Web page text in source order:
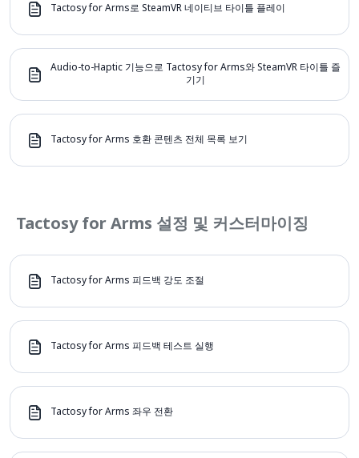
Tactosy for Arms로 SteamVR 네이티브 타이틀 플레이
Audio-to-Haptic 기능으로 Tactosy for Arms와 SteamVR 타이틀 즐
기기
Tactosy for Arms 호환 콘텐츠 전체 목록 보기
Tactosy for Arms 설정 및 커스터마이징
Tactosy for Arms 피드백 강도 조절
Tactosy for Arms 피드백 테스트 실행
Tactosy for Arms 좌우 전환